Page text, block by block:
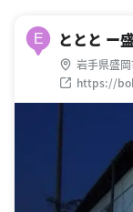
E ととと ー
岩手県盛
https://